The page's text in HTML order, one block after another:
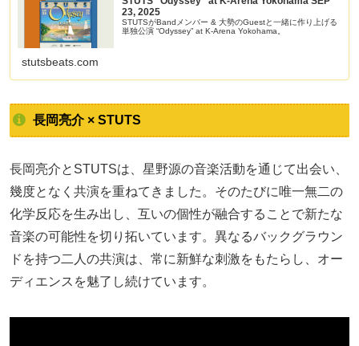
23, 2025
STUTSがBandメンバー & 大勢のGuestと一緒に作り上げる
単独公演 “Odyssey” at K-Arena Yokohama。
stutsbeats.com
長岡亮介 × STUTS
長岡亮介とSTUTSは、星野源の音楽活動を通じて出会い、
幾度となく共演を重ねてきました。そのたびに唯一無二の
化学反応を生み出し、互いの個性が融合することで新たな
音楽の可能性を切り拓いています。異なるバックグラウン
ドを持つ二人の共演は、常に新鮮な刺激をもたらし、オー
ディエンスを魅了し続けています。